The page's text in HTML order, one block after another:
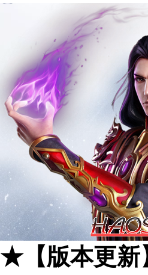
★【版本更新